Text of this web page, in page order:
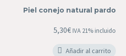
natural
Piel conejo natural pardo
5,30€ IVA 21% incluido
Añadir al carrito